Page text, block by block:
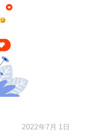
2022年7月 1日